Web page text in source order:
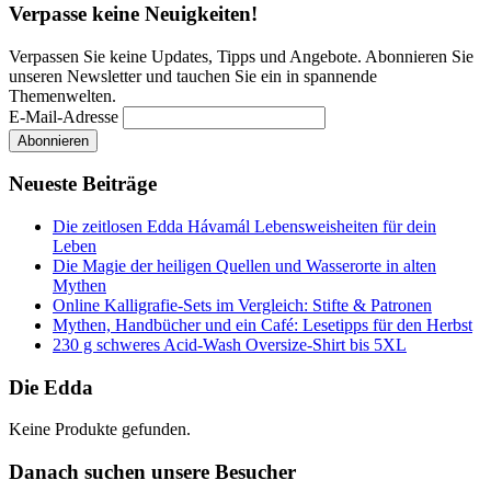
Verpasse keine Neuigkeiten!
Verpassen Sie keine Updates, Tipps und Angebote. Abonnieren Sie
unseren Newsletter und tauchen Sie ein in spannende
Themenwelten.
E-Mail-Adresse
Neueste Beiträge
Die zeitlosen Edda Hávamál Lebensweisheiten für dein
Leben
Die Magie der heiligen Quellen und Wasserorte in alten
Mythen
Online Kalligrafie‑Sets im Vergleich: Stifte & Patronen
Mythen, Handbücher und ein Café: Lesetipps für den Herbst
230 g schweres Acid-Wash Oversize-Shirt bis 5XL
Die Edda
Keine Produkte gefunden.
Danach suchen unsere Besucher